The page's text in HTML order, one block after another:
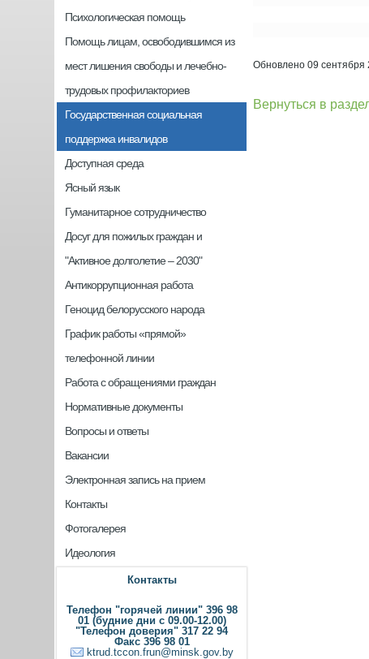
Психологическая помощь
Помощь лицам, освободившимся из
мест лишения свободы и лечебно-
трудовых профилакториев
Государственная социальная
поддержка инвалидов
Доступная среда
Ясный язык
Гуманитарное сотрудничество
Досуг для пожилых граждан и
"Активное долголетие – 2030"
Антикоррупционная работа
Геноцид белорусского народа
График работы «прямой»
телефонной линии
Работа с обращениями граждан
Нормативные документы
Вопросы и ответы
Вакансии
Электронная запись на прием
Контакты
Фотогалерея
Идеология
Контакты
Телефон "горячей линии" 396 98
01 (будние дни с 09.00-12.00)
"Телефон доверия" 317 22 94
Факс 396 98 01
ktrud.tccon.frun@minsk.gov.by
Обновлено 09 сентября
Вернуться в